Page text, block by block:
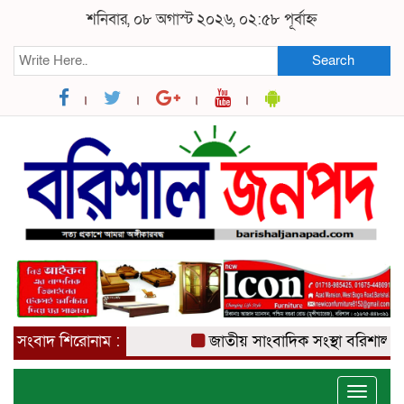
শনিবার, ০৮ অগাস্ট ২০২৬, ০২:৫৮ পূর্বাহ্ন
Search
সংবাদ শিরোনাম : জাতীয় সাংবাদিক সংস্থা বরিশাল
Toggle